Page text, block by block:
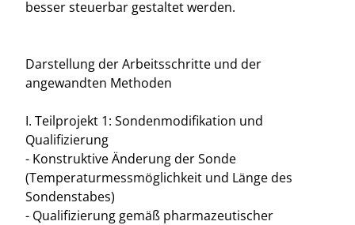
besser steuerbar gestaltet werden.
Darstellung der Arbeitsschritte und der
angewandten Methoden
I. Teilprojekt 1: Sondenmodifikation und
Qualifizierung
- Konstruktive Änderung der Sonde
(Temperaturmessmöglichkeit und Länge des
Sondenstabes)
- Qualifizierung gemäß pharmazeutischer